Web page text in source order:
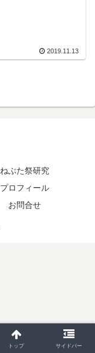
2019.11.13
ねぶた祭研究
プロフィール
お問合せ
トップ サイドバー